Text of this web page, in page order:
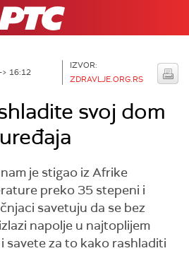
RTS
> 16:12
IZVOR:
ZDRAVLJE.ORG.RS
svoj dom
je stigao iz Afrike
preko 35 stepeni i
savetuju da se bez
napolje u najtoplijem
savete za to kako rashladiti